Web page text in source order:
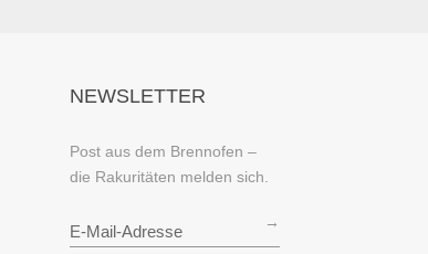
NEWSLETTER
Post aus dem Brennofen –
die Rakuritäten melden sich.
→